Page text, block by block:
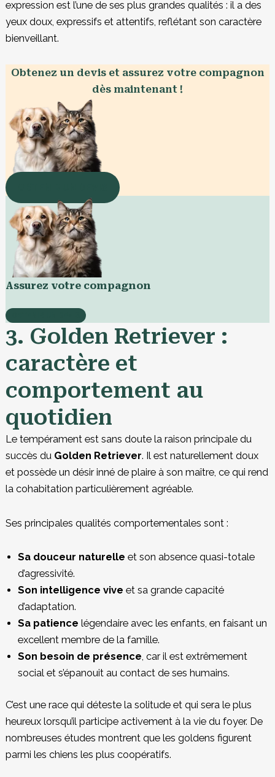
expression est l’une de ses plus grandes qualités : il a des
yeux doux, expressifs et attentifs, reflétant son caractère
bienveillant.
Obtenez un devis et assurez votre compagnon
dès maintenant !
Assurez votre compagnon
3. Golden Retriever :
caractère et
comportement au
quotidien
Le tempérament est sans doute la raison principale du
succès du Golden Retriever. Il est naturellement doux
et possède un désir inné de plaire à son maître, ce qui rend
la cohabitation particulièrement agréable.
Ses principales qualités comportementales sont :
Sa douceur naturelle et son absence quasi-totale
d’agressivité.
Son intelligence vive et sa grande capacité
d’adaptation.
Sa patience légendaire avec les enfants, en faisant un
excellent membre de la famille.
Son besoin de présence, car il est extrêmement
social et s’épanouit au contact de ses humains.
C’est une race qui déteste la solitude et qui sera le plus
heureux lorsqu’il participe activement à la vie du foyer. De
nombreuses études montrent que les goldens figurent
parmi les chiens les plus coopératifs.